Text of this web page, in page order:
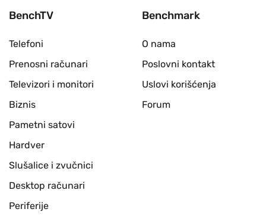
BenchTV
Telefoni
Prenosni računari
Televizori i monitori
Biznis
Pametni satovi
Hardver
Slušalice i zvučnici
Desktop računari
Periferije
Benchmark
O nama
Poslovni kontakt
Uslovi korišćenja
Forum